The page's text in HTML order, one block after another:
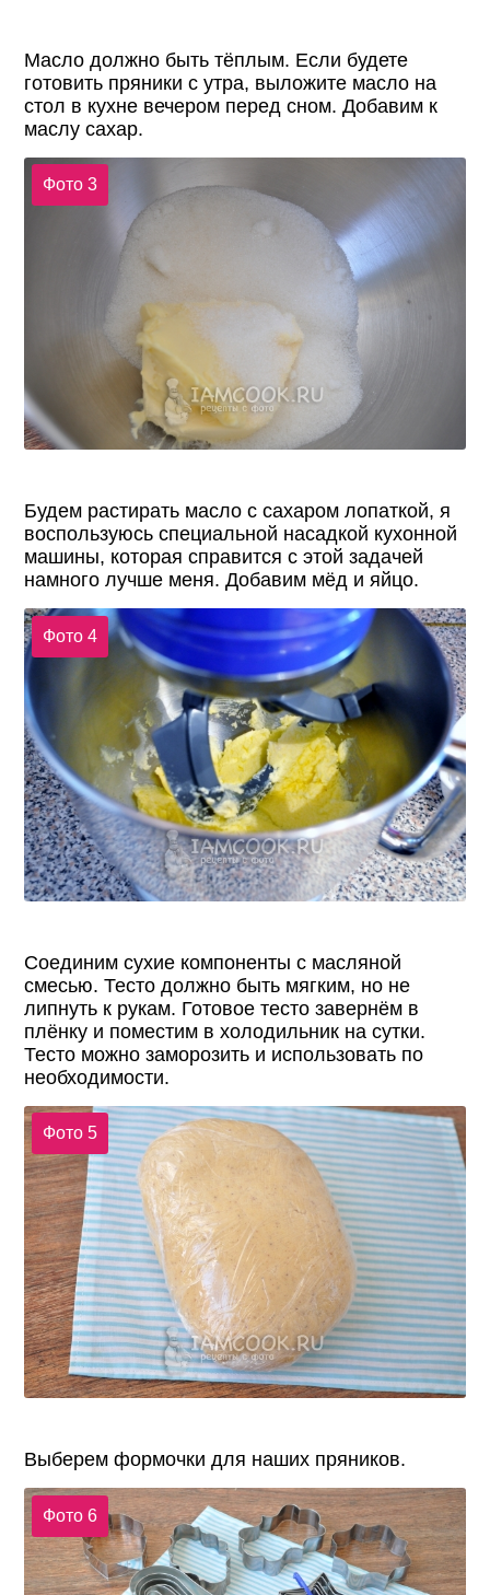
Масло должно быть тёплым. Если будете
готовить пряники с утра, выложите масло на
стол в кухне вечером перед сном. Добавим к
маслу сахар.
Фото 3
Будем растирать масло с сахаром лопаткой, я
воспользуюсь специальной насадкой кухонной
машины, которая справится с этой задачей
намного лучше меня. Добавим мёд и яйцо.
Фото 4
Соединим сухие компоненты с масляной
смесью. Тесто должно быть мягким, но не
липнуть к рукам. Готовое тесто завернём в
плёнку и поместим в холодильник на сутки.
Тесто можно заморозить и использовать по
необходимости.
Фото 5
Выберем формочки для наших пряников.
Фото 6